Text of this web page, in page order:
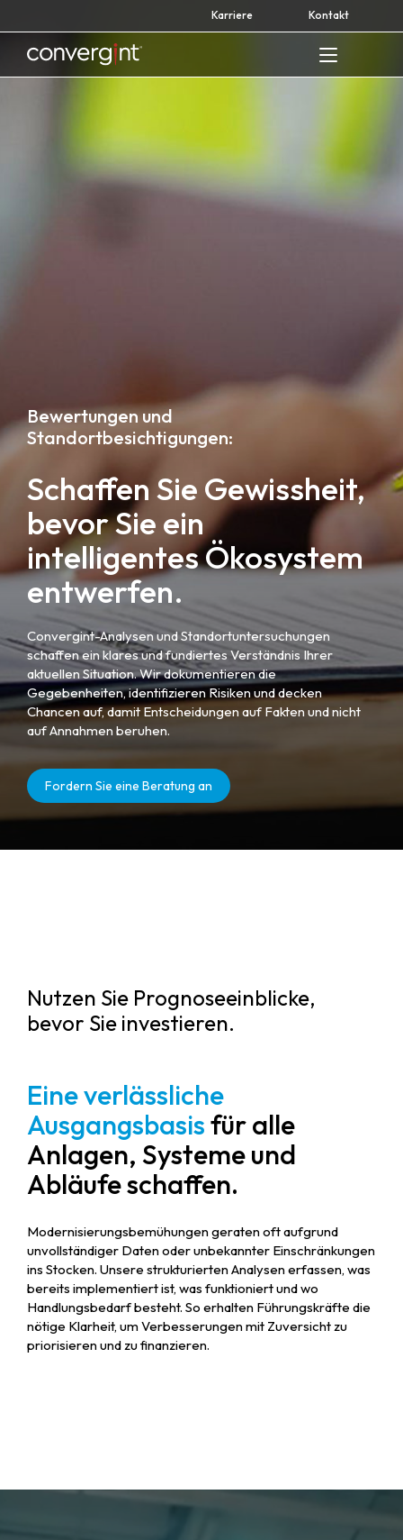
to
content
Karriere Kontakt
Home
Bewertungen und
Standortbesichtigungen:
Schaffen Sie Gewissheit,
bevor Sie ein
intelligentes Ökosystem
entwerfen.
Convergint-Analysen und Standortuntersuchungen
schaffen ein klares und fundiertes Verständnis Ihrer
aktuellen Situation. Wir dokumentieren die
Gegebenheiten, identifizieren Risiken und decken
Chancen auf, damit Entscheidungen auf Fakten und nicht
auf Annahmen beruhen.
Fordern Sie eine Beratung an
Nutzen Sie Prognoseeinblicke,
bevor Sie investieren.
Eine verlässliche
Ausgangsbasisfür alle
Anlagen, Systeme und
Abläufe schaffen.
Modernisierungsbemühungen geraten oft aufgrund
unvollständiger Daten oder unbekannter Einschränkungen
ins Stocken. Unsere strukturierten Analysen erfassen, was
bereits implementiert ist, was funktioniert und wo
Handlungsbedarf besteht. So erhalten Führungskräfte die
nötige Klarheit, um Verbesserungen mit Zuversicht zu
priorisieren und zu finanzieren.